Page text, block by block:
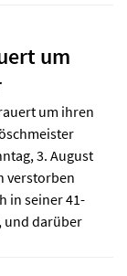
um
um ihren
3. August
verstorben
in seiner 41-
und darüber